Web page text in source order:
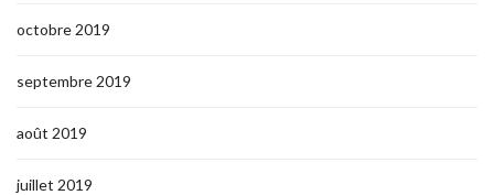
octobre 2019
septembre 2019
août 2019
juillet 2019